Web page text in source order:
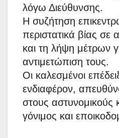
λόγω Διεύθυνσης.
Η συζήτηση
περιστατικά βίας σε
και τη λήψη μέτρων
αντιμετώπιση τους.
Οι καλεσμένοι
ενδιαφέρον,
στους αστυνομικούς
γόνιμος και